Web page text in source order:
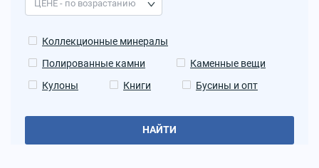
Коллекционные минералы
Полированные камни
Каменные вещи
Кулоны
Книги Бусины и опт
НАЙТИ